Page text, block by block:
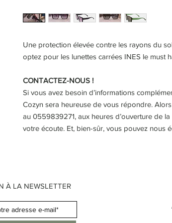
Une protection élevée contre les rayons du
optez pour les lunettes carrées INES le must
CONTACTEZ-NOUS !
Si vous avez besoin d’informations
Cozyn sera heureuse de vous répondre.
au 0559839271, aux heures d’ouverture de
votre écoute. Et, bien-sûr, vous pouvez nous
À LA NEWSLETTER